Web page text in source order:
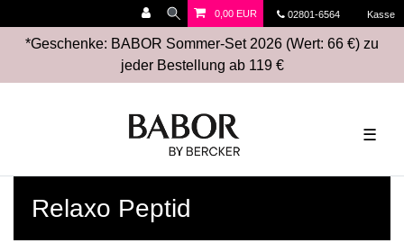
02801-6564 Kasse
0,00 EUR
*Geschenke: BABOR Sommer-Set 2026 (Wert: 66 €) zu
jeder Bestellung ab 119 €
☰
Relaxo Peptid